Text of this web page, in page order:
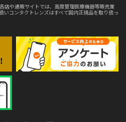
店や通販サイトでは、高度管理医療機器等販売業
いコンタクトレンズはすべて国内正規品を取り扱っ